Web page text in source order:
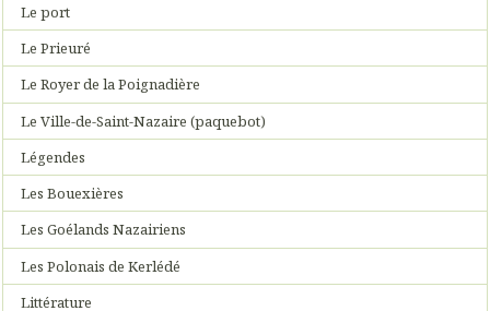
Le port
Le Prieuré
Le Royer de la Poignadière
Le Ville-de-Saint-Nazaire (paquebot)
Légendes
Les Bouexières
Les Goélands Nazairiens
Les Polonais de Kerlédé
Littérature